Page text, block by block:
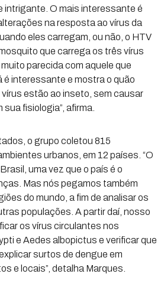
intrigante. O mais interessante é
na resposta ao vírus da
eles carregam, ou não, o HTV
que carrega os três vírus
parecida com aquele que
é interessante e mostra o quão
estão ao inseto, sem causar
fisiologia”, afirma.
o grupo coletou 815
urbanos, em 12 países. “O
uma vez que o país é o
Mas nós pegamos também
do mundo, a fim de analisar os
populações. A partir daí, nosso
os vírus circulantes nos
e Aedes albopictus e verificar que
surtos de dengue em
e locais”, detalha Marques.